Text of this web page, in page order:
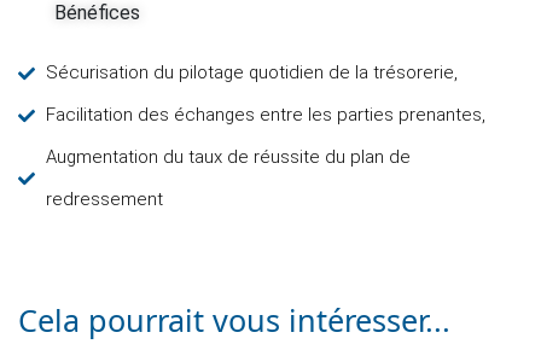
Bénéfices
Sécurisation du pilotage quotidien de la trésorerie,
Facilitation des échanges entre les parties prenantes,
Augmentation du taux de réussite du plan de
redressement
Cela pourrait vous intéresser...